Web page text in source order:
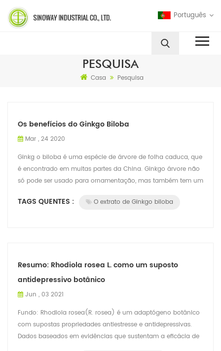
Português
PESQUISA
Casa Pesquisa
Os benefícios do Ginkgo Biloba
Mar , 24 2020
Ginkg o biloba é uma espécie de árvore de folha caduca, que
é encontrado em muitas partes da China. Ginkgo árvore não
só pode ser usado para ornamentação, mas também tem um
TAGS QUENTES : O extrato de Ginkgo biloba
Resumo: Rhodiola rosea L. como um suposto
antidepressivo botânico
Jun , 03 2021
Fundo: Rhodiola rosea(R. rosea) é um adaptógeno botânico
com supostas propriedades antiestresse e antidepressivas.
Dados baseados em evidências que sustentam a eficácia de